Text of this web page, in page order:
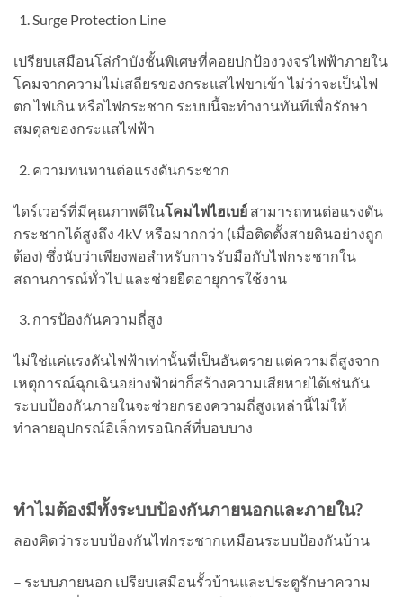
Surge Protection Line
เปรียบเสมือนโล่กำบังชั้นพิเศษที่คอยปกป้องวงจรไฟฟ้าภายใน
โคมจากความไม่เสถียรของกระแสไฟขาเข้า ไม่ว่าจะเป็นไฟ
ตก ไฟเกิน หรือไฟกระชาก ระบบนี้จะทำงานทันทีเพื่อรักษา
สมดุลของกระแสไฟฟ้า
ความทนทานต่อแรงดันกระชาก
ไดร์เวอร์ที่มีคุณภาพดีในโคมไฟไฮเบย์ สามารถทนต่อแรงดัน
กระชากได้สูงถึง 4kV หรือมากกว่า (เมื่อติดตั้งสายดินอย่างถูก
ต้อง) ซึ่งนับว่าเพียงพอสำหรับการรับมือกับไฟกระชากใน
สถานการณ์ทั่วไป และช่วยยืดอายุการใช้งาน
การป้องกันความถี่สูง
ไม่ใช่แค่แรงดันไฟฟ้าเท่านั้นที่เป็นอันตราย แต่ความถี่สูงจาก
เหตุการณ์ฉุกเฉินอย่างฟ้าผ่าก็สร้างความเสียหายได้เช่นกัน
ระบบป้องกันภายในจะช่วยกรองความถี่สูงเหล่านี้ไม่ให้
ทำลายอุปกรณ์อิเล็กทรอนิกส์ที่บอบบาง
ทำไมต้องมีทั้งระบบป้องกันภายนอกและภายใน?
ลองคิดว่าระบบป้องกันไฟกระชากเหมือนระบบป้องกันบ้าน
– ระบบภายนอก เปรียบเสมือนรั้วบ้านและประตูรักษาความ